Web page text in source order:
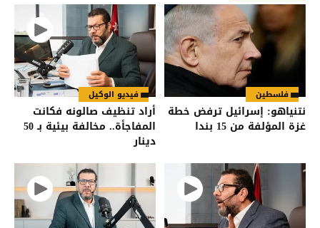
فلسطين
نتنياهو: إسرائيل ترفض خطة
غزة المؤلفة من 15 بندا
فيديو الوكيل
أراد تنظيف صالونه فكانت
المفاجأة.. مخالفة بيئية بـ 50
دينار